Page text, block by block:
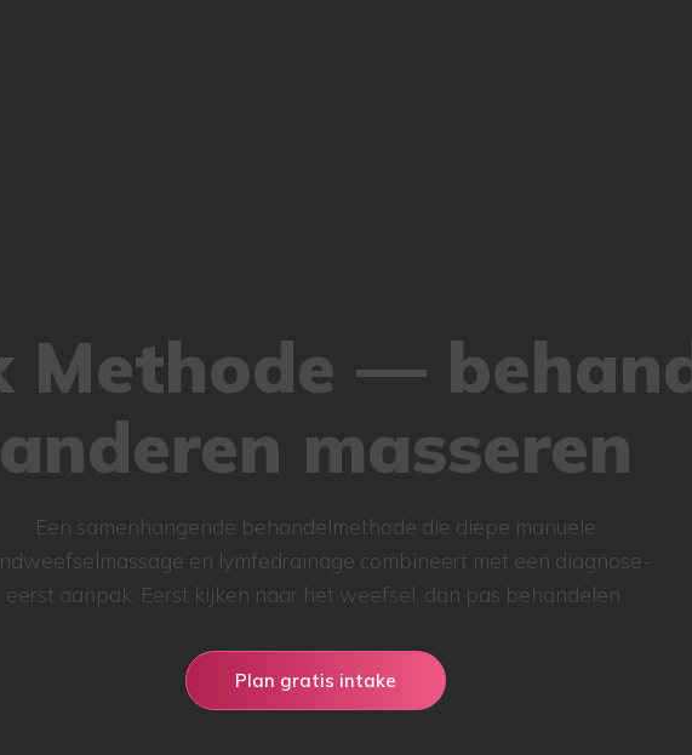
Methode —
anderen masseren
Een samenhangende behandelmethode die diepe manuele
en lymfedrainage combineert met een diagnose-
eerst aanpak. Eerst kijken naar het weefsel, dan pas behandelen.
Plan gratis intake